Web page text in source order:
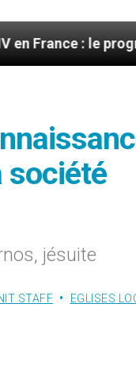
programme
société
jésuite
STAFF EGLISES